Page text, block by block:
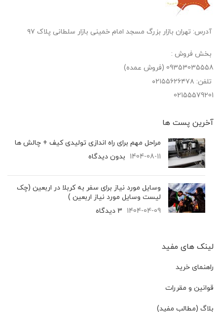
آدرس: تهران بازار بزرگ مسجد امام خمینی بازار سلطانی پلاک ۹۷
بخش فروش :
09353035558 (فروش عمده)
تلفن: ۰۲۱۵۵۶۲۶۴۷۸
02155579201
آخرین پست‌ ها
مراحل مهم برای راه اندازی تولیدی کیف + چالش ها
1404-08-11 بدون دیدگاه
وسایل مورد نیاز برای سفر به کربلا در اربعین (چک
لیست وسایل مورد نیاز اربعین )
1404-04-09 3 دیدگاه
لینک های مفید
راهنمای خرید
قوانین و مقررات
بلاگ (مطالب مفید)